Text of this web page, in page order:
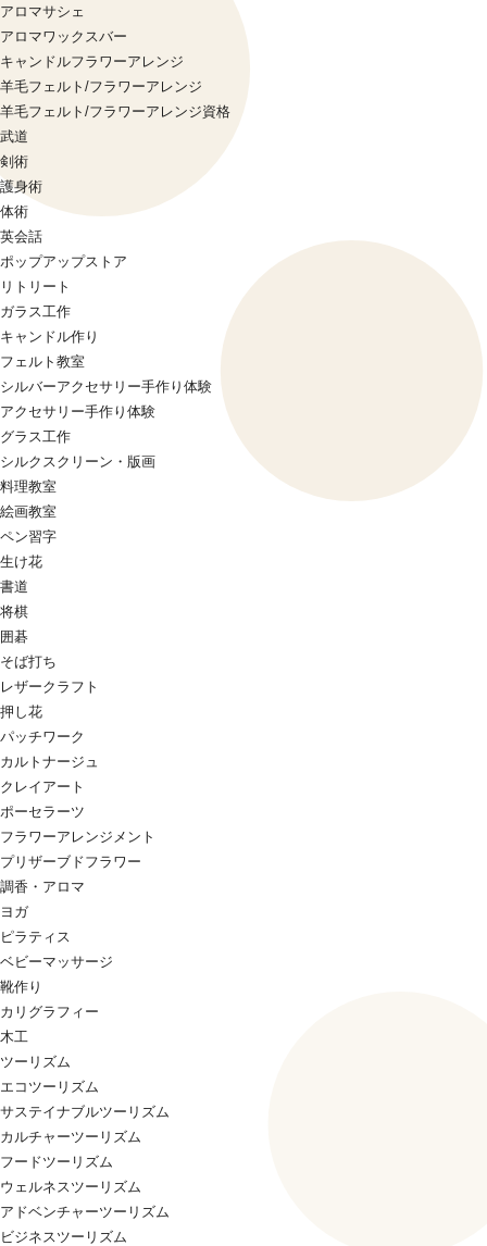
アロマサシェ
アロマワックスバー
キャンドルフラワーアレンジ
羊毛フェルト/フラワーアレンジ
羊毛フェルト/フラワーアレンジ資格
武道
剣術
護身術
体術
英会話
ポップアップストア
リトリート
ガラス工作
キャンドル作り
フェルト教室
シルバーアクセサリー手作り体験
アクセサリー手作り体験
グラス工作
シルクスクリーン・版画
料理教室
絵画教室
ペン習字
生け花
書道
将棋
囲碁
そば打ち
レザークラフト
押し花
パッチワーク
カルトナージュ
クレイアート
ポーセラーツ
フラワーアレンジメント
プリザーブドフラワー
調香・アロマ
ヨガ
ピラティス
ベビーマッサージ
靴作り
カリグラフィー
木工
ツーリズム
エコツーリズム
サステイナブルツーリズム
カルチャーツーリズム
フードツーリズム
ウェルネスツーリズム
アドベンチャーツーリズム
ビジネスツーリズム